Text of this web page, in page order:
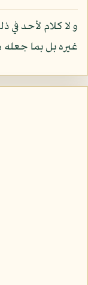
و لا كلام لأحد في
غيره بل بما